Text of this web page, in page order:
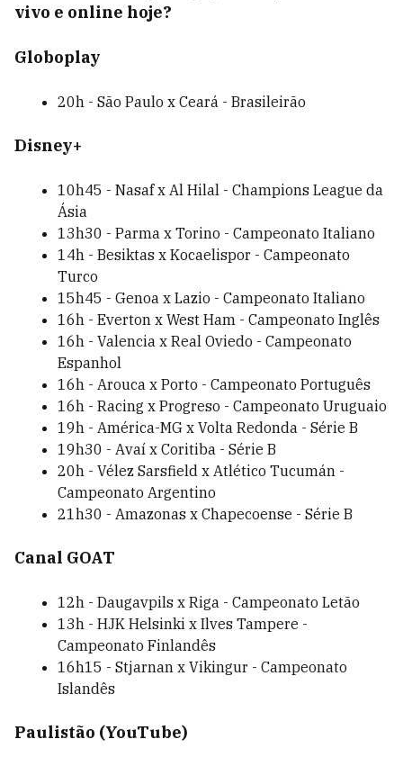
vivo e online hoje?
Globoplay
20h - São Paulo x Ceará - Brasileirão
Disney+
10h45 - Nasaf x Al Hilal - Champions League da
Ásia
13h30 - Parma x Torino - Campeonato Italiano
14h - Besiktas x Kocaelispor - Campeonato
Turco
15h45 - Genoa x Lazio - Campeonato Italiano
16h - Everton x West Ham - Campeonato Inglês
16h - Valencia x Real Oviedo - Campeonato
Espanhol
16h - Arouca x Porto - Campeonato Português
16h - Racing x Progreso - Campeonato Uruguaio
19h - América-MG x Volta Redonda - Série B
19h30 - Avaí x Coritiba - Série B
20h - Vélez Sarsfield x Atlético Tucumán -
Campeonato Argentino
21h30 - Amazonas x Chapecoense - Série B
Canal GOAT
12h - Daugavpils x Riga - Campeonato Letão
13h - HJK Helsinki x Ilves Tampere -
Campeonato Finlandês
16h15 - Stjarnan x Vikingur - Campeonato
Islandês
Paulistão (YouTube)